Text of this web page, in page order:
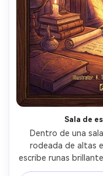
Sala de
Dentro de una
rodeada de altas
escribe runas
reflejos dorados,